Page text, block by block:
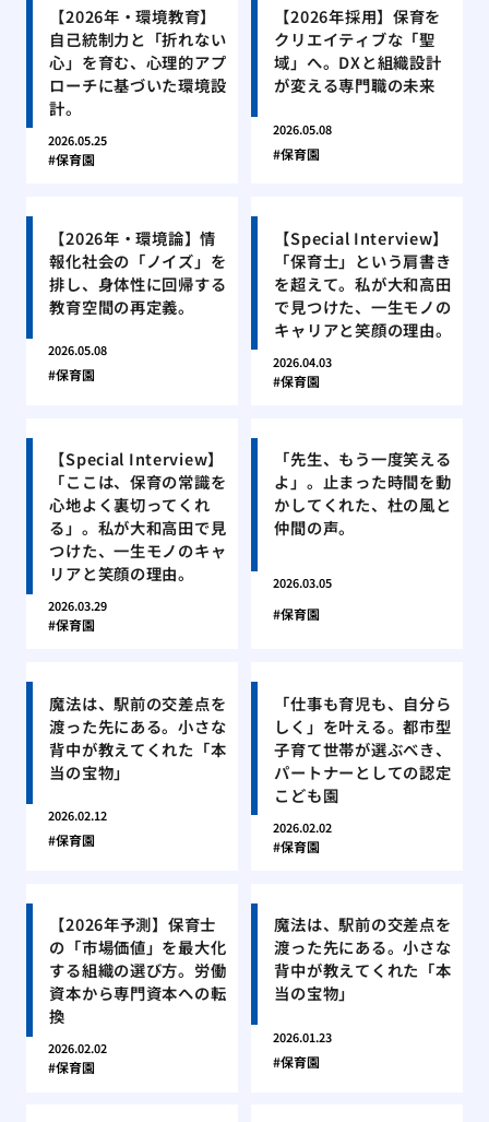
【2026年・環境教育】
自己統制力と「折れない
心」を育む、心理的アプ
ローチに基づいた環境設
計。
2026.05.25
保育園
【2026年採用】保育を
クリエイティブな「聖
域」へ。DXと組織設計
が変える専門職の未来
2026.05.08
保育園
【2026年・環境論】情
報化社会の「ノイズ」を
排し、身体性に回帰する
教育空間の再定義。
2026.05.08
保育園
【Special Interview】
「保育士」という肩書き
を超えて。私が大和高田
で見つけた、一生モノの
キャリアと笑顔の理由。
2026.04.03
保育園
【Special Interview】
「ここは、保育の常識を
心地よく裏切ってくれ
る」。私が大和高田で見
つけた、一生モノのキャ
リアと笑顔の理由。
2026.03.29
保育園
「先生、もう一度笑える
よ」。止まった時間を動
かしてくれた、杜の風と
仲間の声。
2026.03.05
保育園
魔法は、駅前の交差点を
渡った先にある。小さな
背中が教えてくれた「本
当の宝物」
2026.02.12
保育園
「仕事も育児も、自分ら
しく」を叶える。都市型
子育て世帯が選ぶべき、
パートナーとしての認定
こども園
2026.02.02
保育園
【2026年予測】保育士
の「市場価値」を最大化
する組織の選び方。労働
資本から専門資本への転
換
2026.02.02
保育園
魔法は、駅前の交差点を
渡った先にある。小さな
背中が教えてくれた「本
当の宝物」
2026.01.23
保育園